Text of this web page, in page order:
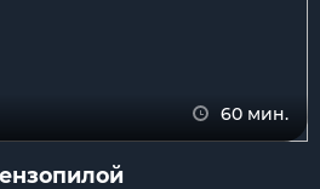
60 мин.